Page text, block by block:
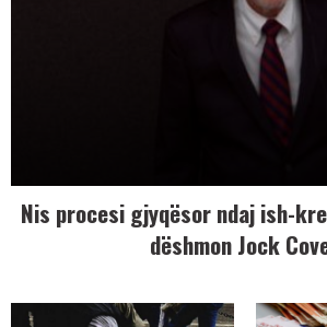
Nis procesi gjyqësor ndaj ish-
dëshmon Jock